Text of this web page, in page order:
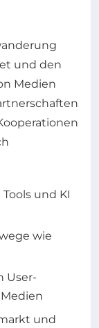
und den
Medien
und KI
wie
User-
und